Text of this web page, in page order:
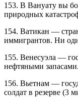
153. В Вануату вы
природных
154. Ватикан —
иммигрантов. Ни
155. Венесуэла —
нефтяными запасами.
156. Вьетнам —
солдат в резерве (3